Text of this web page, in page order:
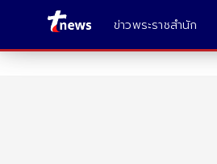
ข่าวพระราชสำนัก